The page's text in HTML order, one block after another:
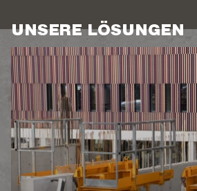
UNSERE LÖSUNGEN